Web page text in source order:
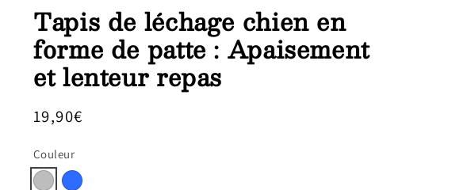
Tapis de léchage chien en
forme de patte : Apaisement
et lenteur repas
Prix
19,90€
Couleur